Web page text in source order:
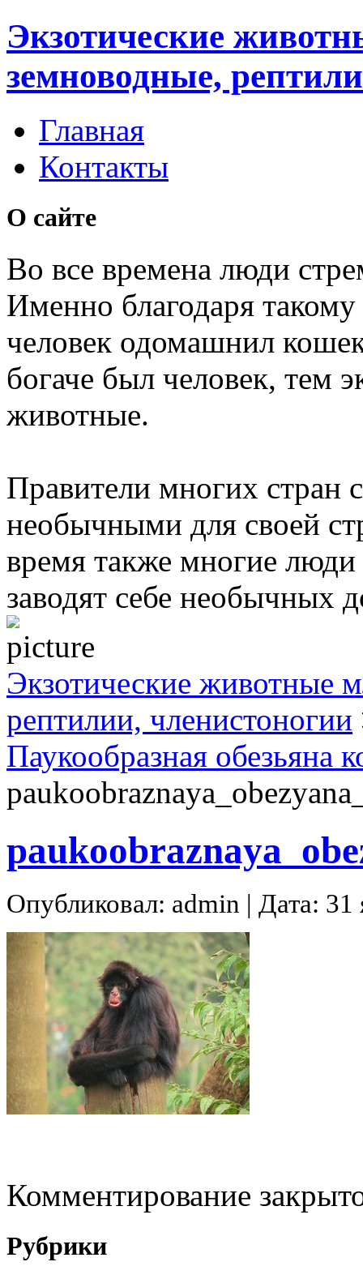
Экзотические
земноводные,
Главная
Контакты
О сайте
Во все времена люди
Именно благодаря
человек одомашнил
богаче был человек, тем
животные.
Правители многих стран
необычными для своей
время также многие люди
заводят себе
Экзотические животные
рептилии, членистоногии
Паукообразная обезьяна
Опубликовал: admin | Дата: 31
Комментирование
Рубрики